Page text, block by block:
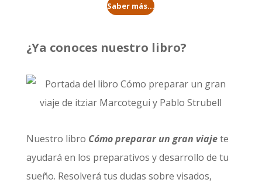
Saber más...
¿Ya conoces nuestro libro?
Nuestro libro Cómo preparar un gran viajete
ayudará en los preparativos y desarrollo de tu
sueño. Resolverá tus dudas sobre visados,